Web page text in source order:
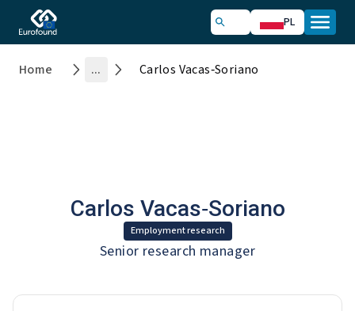
PL
Home ... Carlos Vacas‑Soriano
Employment research
Carlos Vacas‑Soriano
Senior research manager